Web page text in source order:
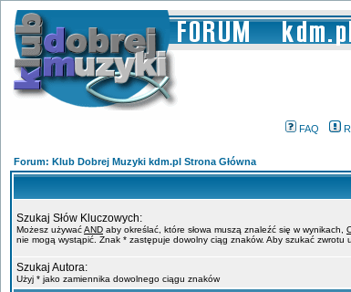
FAQ
Forum: Klub Dobrej Muzyki kdm.pl Strona Główna
Szukaj Słów Kluczowych:
Możesz używaćAND aby określać, które słowa muszą znaleźć się w wynikach,
nie mogą wystąpić. Znak * zastępuje dowolny ciąg znaków. Aby szukać zwrotu
Szukaj Autora:
Użyj * jako zamiennika dowolnego ciągu znaków